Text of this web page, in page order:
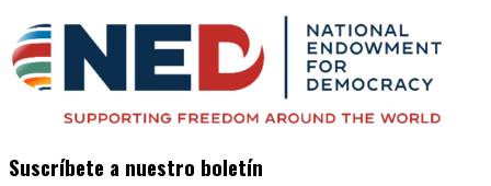
Suscríbete a nuestro boletín